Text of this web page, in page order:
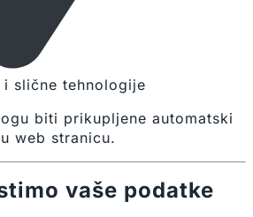
slične tehnologije
biti prikupljene automatski
web stranicu.
vaše podatke